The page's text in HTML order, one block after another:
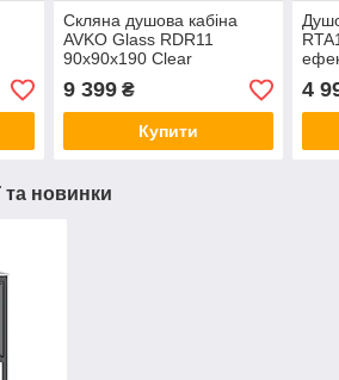
Скляна душова кабіна
AVKO Glass RDR11
90x90x190 Clear
9 399₴
Купити
4
та новинки